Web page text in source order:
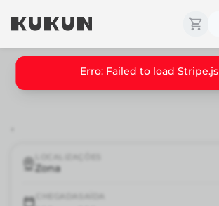
Zona
Erro: Failed to load Stripe.js